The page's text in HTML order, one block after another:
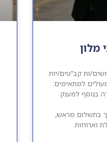
מלון
ות קב"טים/יות
למתאימים:
בנוסף למענק
בתשלום מראש,
וארוחות.